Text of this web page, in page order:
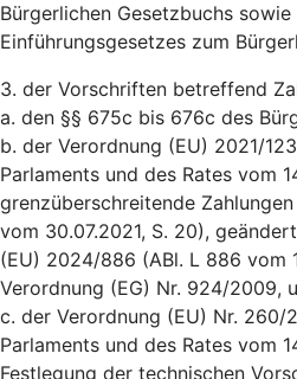
Bürgerlichen Gesetzbuchs
Einführungsgesetzes zum
3. der Vorschriften betreffend
a. den §§ 675c bis 676c des
b. der Verordnung (EU) 2021/
Parlaments und des Rates vom
grenzüberschreitende
vom 30.07.2021, S. 20),
(EU) 2024/886 (ABl. L 886 vom
Verordnung (EG) Nr. 924/2009,
c. der Verordnung (EU) Nr. 260/
Parlaments und des Rates vom
Festlegung der technischen